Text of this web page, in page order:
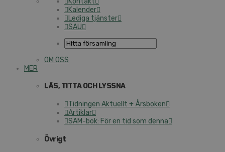
Kalender
Lediga tjänster
SAU
OM OSS
MER
LÄS, TITTA OCH LYSSNA
Tidningen Aktuellt + Årsboken
Artiklar
SAM-bok: För en tid som denna
Övrigt